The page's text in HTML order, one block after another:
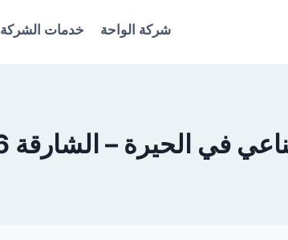
شركة الواحة خدمات الشركة
– الشارقة 0561986146